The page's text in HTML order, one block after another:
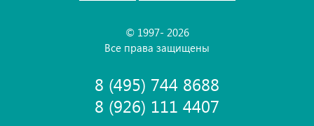
© 1997- 2026
Все права защищены
8 (495) 744 8688
8 (926) 111 4407